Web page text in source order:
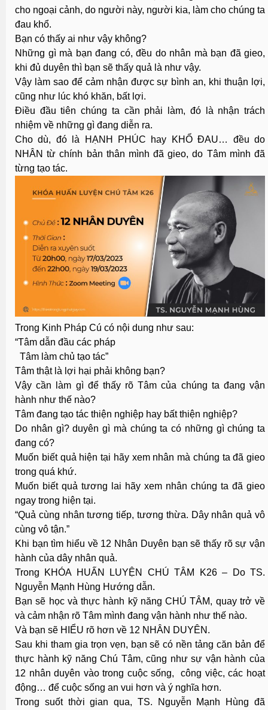
cho ngoại cảnh, do người này, người kia, làm cho chúng ta
đau khổ.
Bạn có thấy ai như vậy không?
Những gì mà bạn đang có, đều do nhân mà bạn đã gieo,
khi đủ duyên thì bạn sẽ thấy quả là như vậy.
Vậy làm sao để cảm nhận được sự bình an, khi thuận lợi,
cũng như lúc khó khăn, bất lợi.
Điều đầu tiên chúng ta cần phải làm, đó là nhận trách
nhiệm về những gì đang diễn ra.
Cho dù, đó là HẠNH PHÚC hay KHỔ ĐAU… đều do
NHÂN từ chính bản thân mình đã gieo, do Tâm mình đã
từng tạo tác.
Trong Kinh Pháp Cú có nội dung như sau:
“Tâm dẫn đầu các pháp
Tâm làm chủ tạo tác”
Tâm thật là lợi hại phải không bạn?
Vậy cần làm gì để thấy rõ Tâm của chúng ta đang vận
hành như thế nào?
Tâm đang tạo tác thiện nghiệp hay bất thiện nghiệp?
Do nhân gì? duyên gì mà chúng ta có những gì chúng ta
đang có?
Muốn biết quả hiện tại hãy xem nhân mà chúng ta đã gieo
trong quá khứ.
Muốn biết quả tương lai hãy xem nhân chúng ta đã gieo
ngay trong hiện tại.
“Quả cùng nhân tương tiếp, tương thừa. Dây nhân quả vô
cùng vô tận.”
Khi bạn tìm hiểu về 12 Nhân Duyên bạn sẽ thấy rõ sự vận
hành của dây nhân quả.
Trong KHÓA HUẤN LUYỆN CHÚ TÂM K26 – Do TS.
Nguyễn Mạnh Hùng Hướng dẫn.
Bạn sẽ học và thực hành kỹ năng CHÚ TÂM, quay trở về
và cảm nhận rõ Tâm mình đang vận hành như thế nào.
Và bạn sẽ HIỂU rõ hơn về 12 NHÂN DUYÊN.
Sau khi tham gia trọn vẹn, bạn sẽ có nền tảng căn bản để
thực hành kỹ năng Chú Tâm, cũng như sự vận hành của
12 nhân duyên vào trong cuộc sống, công việc, các hoạt
động… để cuộc sống an vui hơn và ý nghĩa hơn.
Trong suốt thời gian qua, TS. Nguyễn Mạnh Hùng đã